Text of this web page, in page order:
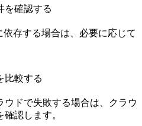
を確認する
存する場合は、必要に応じて
比較する
ウドで失敗する場合は、クラウ
認します。